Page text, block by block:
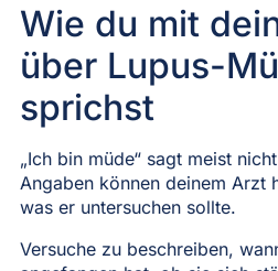
Wie du mit
über Lupus-
sprichst
„Ich bin müde“ sagt meist
Angaben können deinem Arzt
was er untersuchen sollte.
Versuche zu beschreiben,